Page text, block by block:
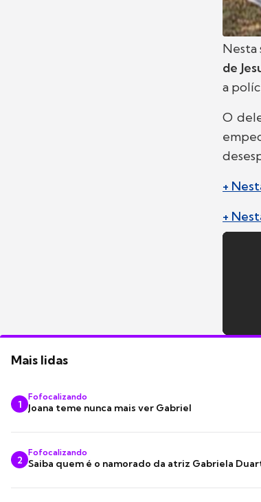
Nesta
de
a
O
+
+
Mais lidas
1
Fofocalizando
Joana teme nunca mais ver Gabriel
2
Fofocalizando
Saiba quem é o namorado da atriz Gabriela